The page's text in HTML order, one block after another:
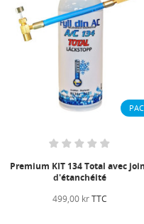
Premium KIT 134 Total avec
d'étanchéité
499,00 krTTC